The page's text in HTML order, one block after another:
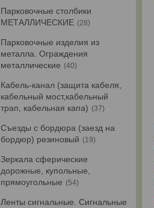
Парковочные столбики
МЕТАЛЛИЧЕСКИЕ
28
Парковочные изделия из
металла. Ограждения
металлические
40
Кабель-канал (защита кабеля,
кабельный мост,кабельный
трап, кабельная капа)
37
Съезды с бордюра (заезд на
бордюр) резиновый
19
Зеркала сферические
дорожные, купольные,
прямоугольные
54
Ленты сигнальные. Сигнальные